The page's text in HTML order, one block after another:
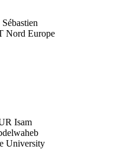
Nord Europe
Isam
University